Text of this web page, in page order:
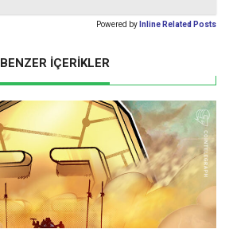
Powered by Inline Related Posts
BENZER İÇERİKLER